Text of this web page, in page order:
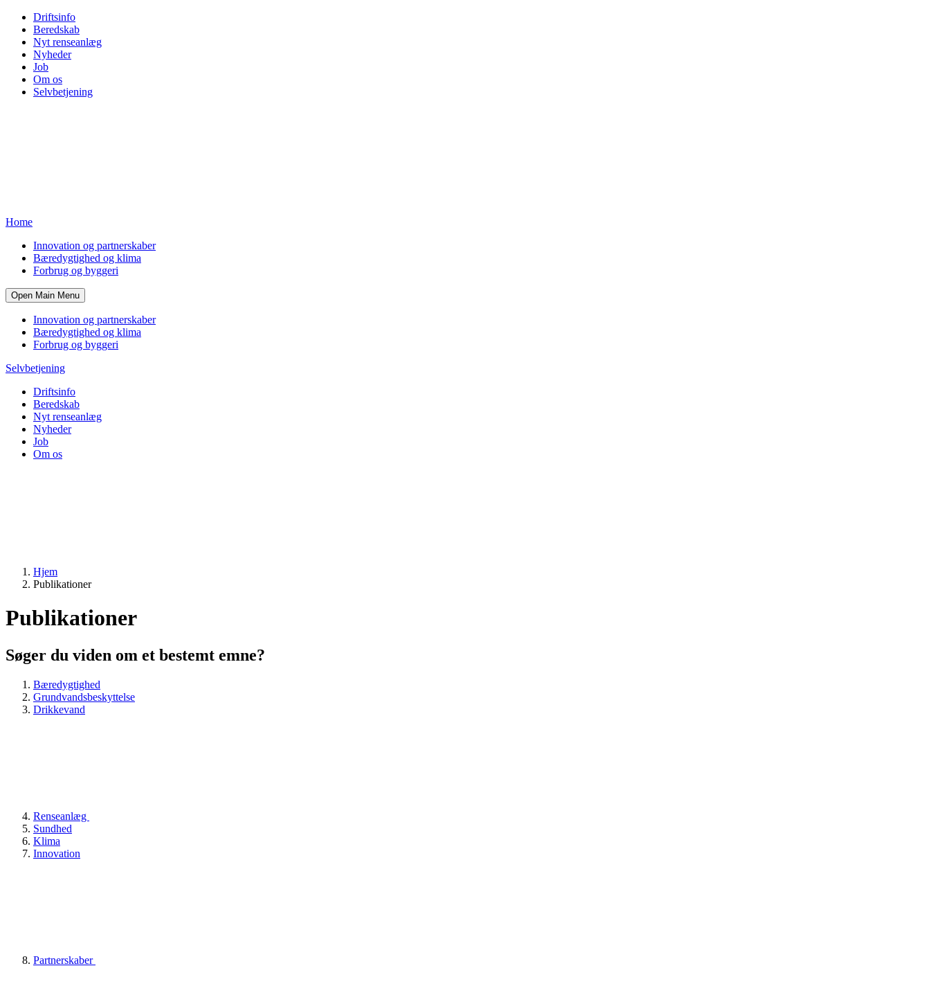
Driftsinfo
Beredskab
Nyt renseanlæg
Nyheder
Job
Om os
Selvbetjening
Home
Innovation og partnerskaber
Bæredygtighed og klima
Forbrug og byggeri
Open Main Menu
Innovation og partnerskaber
Bæredygtighed og klima
Forbrug og byggeri
Selvbetjening
Driftsinfo
Beredskab
Nyt renseanlæg
Nyheder
Job
Om os
Hjem
Publikationer
Publikationer
Søger du viden om et bestemt emne?
Bæredygtighed
Grundvandsbeskyttelse
Drikkevand
Renseanlæg
Sundhed
Klima
Innovation
Partnerskaber